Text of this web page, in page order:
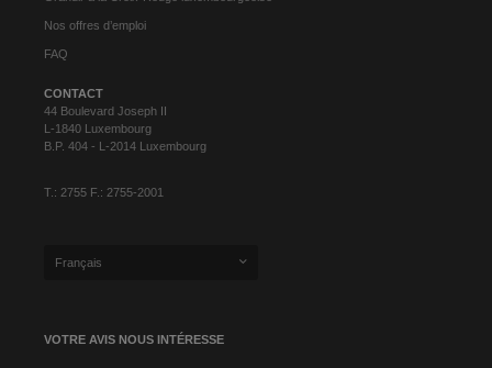
Nos offres d’emploi
FAQ
CONTACT
44 Boulevard Joseph II
L-1840 Luxembourg
B.P. 404 - L-2014 Luxembourg
T.: 2755 F.: 2755-2001
Français
VOTRE AVIS NOUS INTÉRESSE